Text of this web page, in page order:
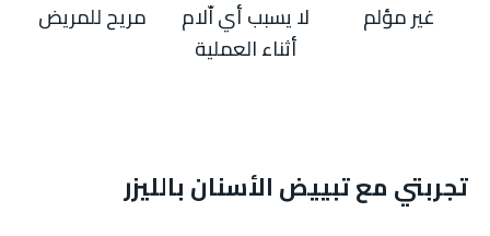
غير مؤلم
لا يسبب أي اّلام
أثناء العملية
مريح للمريض
تجربتي مع تبييض الأسنان بالليزر